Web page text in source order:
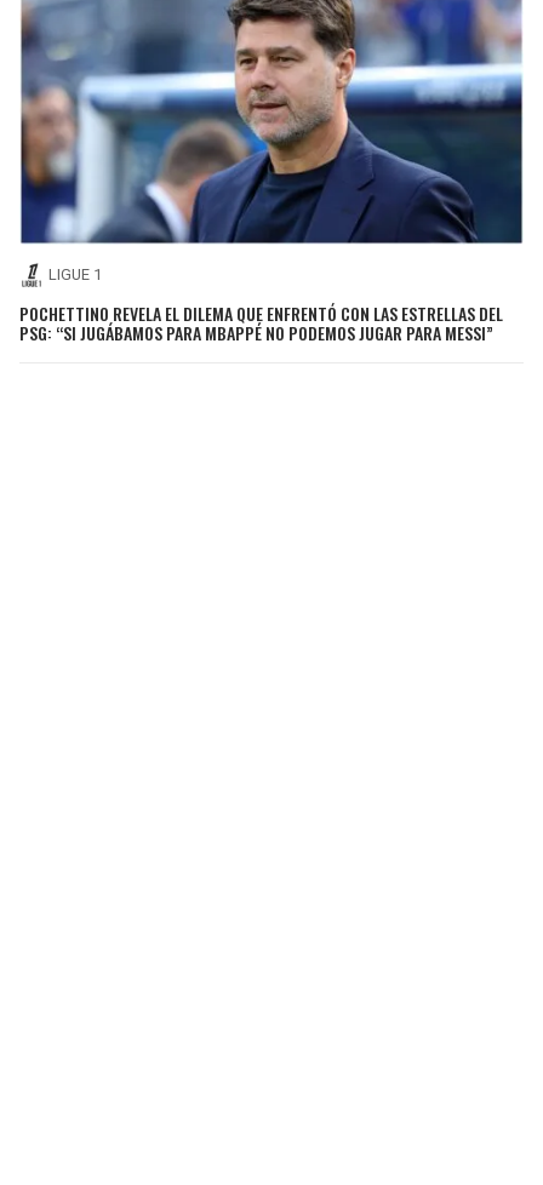
LIGUE 1
POCHETTINO REVELA EL DILEMA QUE ENFRENTÓ CON LAS ESTRELLAS DEL
PSG: “SI JUGÁBAMOS PARA MBAPPÉ NO PODEMOS JUGAR PARA MESSI”